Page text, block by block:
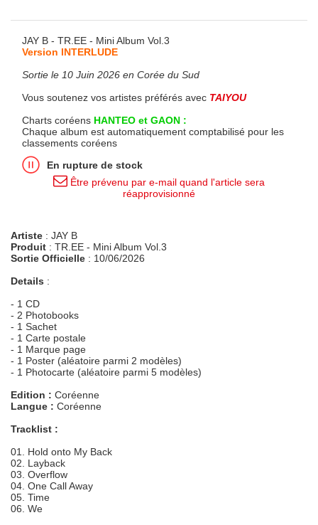
JAY B - TR.EE - Mini Album Vol.3
Version INTERLUDE
Sortie le 10 Juin 2026 en Corée du Sud
Vous soutenez vos artistes préférés avec TAIYOU
Charts coréens HANTEO et GAON :
Chaque album est automatiquement comptabilisé pour les
classements coréens
En rupture de stock
Être prévenu par e-mail quand l'article sera
réapprovisionné
Artiste : JAY B
Produit : TR.EE - Mini Album Vol.3
Sortie Officielle : 10/06/2026
Details :
- 1 CD
- 2 Photobooks
- 1 Sachet
- 1 Carte postale
- 1 Marque page
- 1 Poster (aléatoire parmi 2 modèles)
- 1 Photocarte (aléatoire parmi 5 modèles)
Edition : Coréenne
Langue : Coréenne
Tracklist :
01. Hold onto My Back
02. Layback
03. Overflow
04. One Call Away
05. Time
06. We